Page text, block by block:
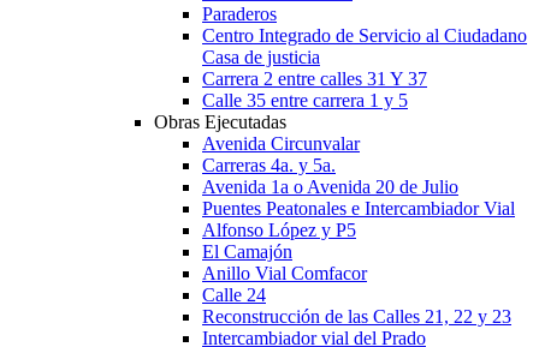
Paraderos
Centro Integrado de Servicio al Ciudadano
Casa de justicia
Carrera 2 entre calles 31 Y 37
Calle 35 entre carrera 1 y 5
Obras Ejecutadas
Avenida Circunvalar
Carreras 4a. y 5a.
Avenida 1a o Avenida 20 de Julio
Puentes Peatonales e Intercambiador Vial
Alfonso López y P5
El Camajón
Anillo Vial Comfacor
Calle 24
Reconstrucción de las Calles 21, 22 y 23
Intercambiador vial del Prado